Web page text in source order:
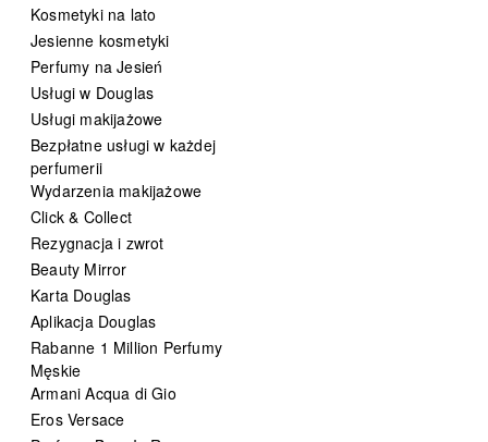
Kosmetyki na lato
Jesienne kosmetyki
Perfumy na Jesień
Usługi w Douglas
Usługi makijażowe
Bezpłatne usługi w każdej
perfumerii
Wydarzenia makijażowe
Click & Collect
Rezygnacja i zwrot
Beauty Mirror
Karta Douglas
Aplikacja Douglas
Rabanne 1 Million Perfumy
Męskie
Armani Acqua di Gio
Eros Versace